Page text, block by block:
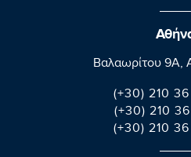
Βαλαωρίτου 9A,
(+30) 210
(+30) 210
(+30) 210